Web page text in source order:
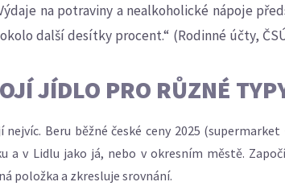
na potraviny a nealkoholické nápoje
další desítky procent.“ (Rodinné účty,
JÍDLO PRO RŮZNÉ
nejvíc. Beru běžné české ceny 2025
a v Lidlu jako já, nebo v okresním městě.
položka a zkresluje srovnání.